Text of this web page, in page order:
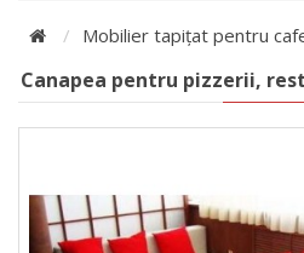
Mobilier tapițat pentru
Canapea pentru pizzerii,